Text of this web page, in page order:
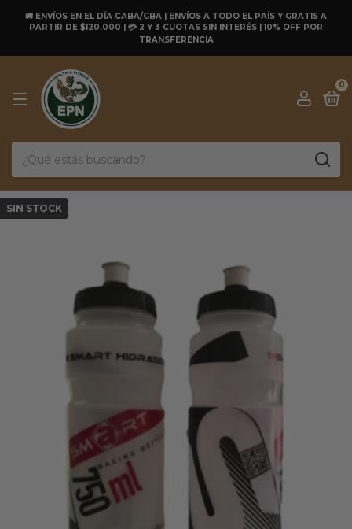
🚚 ENVÍOS EN EL DÍA CABA/GBA | ENVÍOS A TODO EL PAÍS Y GRATIS A
PARTIR DE $120.000 | 💳 2 Y 3 CUOTAS SIN INTERÉS | 10% OFF POR
TRANSFERENCIA
0
SIN STOCK